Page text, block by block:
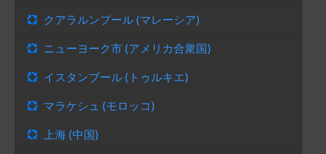
クアラルンプール (マレーシア)
ニューヨーク市 (アメリカ合衆国)
イスタンブール (トゥルキエ)
マラケシュ (モロッコ)
上海 (中国)